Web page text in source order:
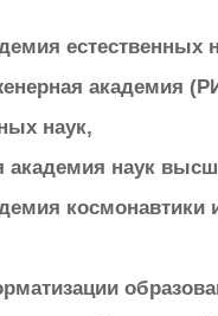
естественных
академия
наук,
академия наук
космонавтики